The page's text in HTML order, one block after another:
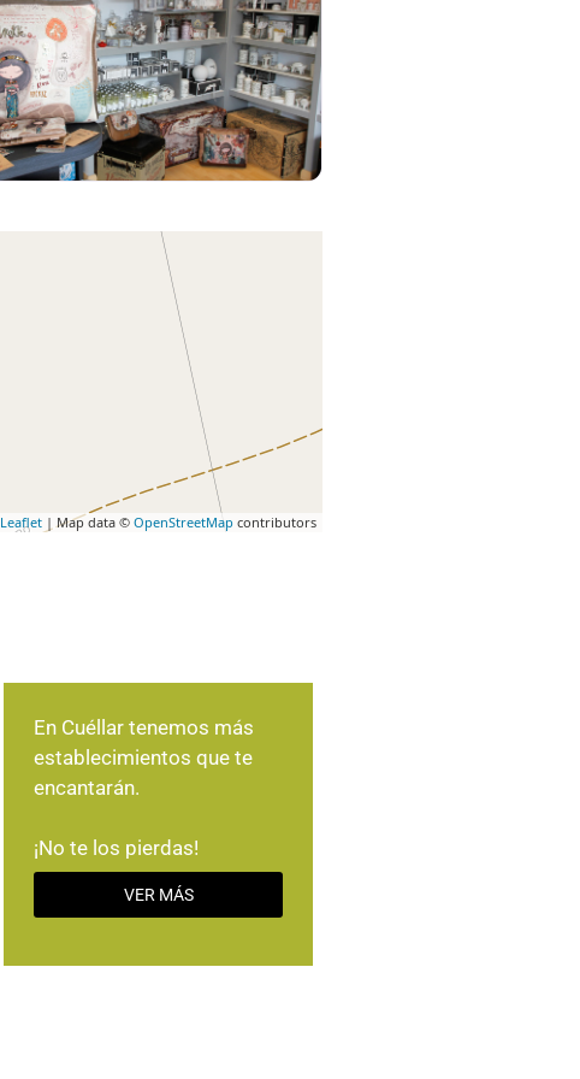
Leaflet | Map data © OpenStreetMap contributors
En Cuéllar tenemos más
establecimientos que te
encantarán.
¡No te los pierdas!
VER MÁS